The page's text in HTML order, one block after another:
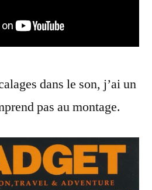
dans le son, j’ai un
pas au montage.